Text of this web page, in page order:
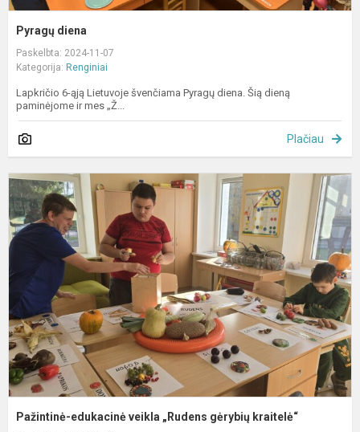
Pyragų diena
Paskelbta: 2024-11-07
Kategorija: Renginiai
Lapkričio 6-ąją Lietuvoje švenčiama Pyragų diena. Šią dieną
paminėjome ir mes „Ž...
Plačiau
Pažintinė-edukacinė veikla „Rudens gėrybių kraitelė“